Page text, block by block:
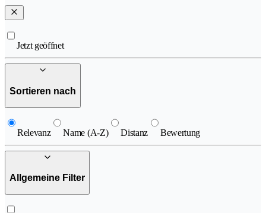
Jetzt geöffnet
Sortieren nach
Relevanz Name (A-Z) Distanz Bewertung
Allgemeine Filter